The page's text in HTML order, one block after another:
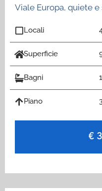
Viale Europa, quiete
Locali
Superficie
Bagni 1
Piano
€